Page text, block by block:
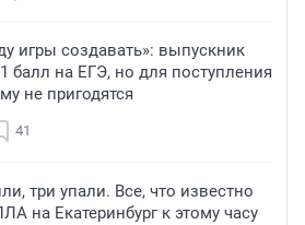
игры создавать»: выпускник
балл на ЕГЭ, но для поступления
не пригодятся
41
три упали. Все, что известно
на Екатеринбург к этому часу